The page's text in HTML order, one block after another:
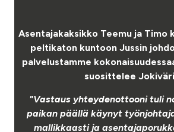
Asentajakaksikko Teemu ja Timo
peltikaton kuntoon Jussin
palvelustamme
suosittelee
"Vastaus yhteydenottooni tuli
paikan päällä käynyt
mallikkaasti ja